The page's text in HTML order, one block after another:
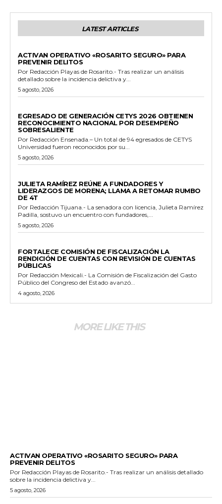
LATEST ARTICLES
ACTIVAN OPERATIVO «ROSARITO SEGURO» PARA
PREVENIR DELITOS
Por Redacción Playas de Rosarito.- Tras realizar un análisis
detallado sobre la incidencia delictiva y...
5 agosto, 2026
EGRESADO DE GENERACIÓN CETYS 2026 OBTIENEN
RECONOCIMIENTO NACIONAL POR DESEMPEÑO
SOBRESALIENTE
Por Redacción Ensenada.– Un total de 94 egresados de CETYS
Universidad fueron reconocidos por su...
5 agosto, 2026
JULIETA RAMÍREZ REÚNE A FUNDADORES Y
LIDERAZGOS DE MORENA; LLAMA A RETOMAR RUMBO
DE 4T
Por Redacción Tijuana.- La senadora con licencia, Julieta Ramírez
Padilla, sostuvo un encuentro con fundadores,...
5 agosto, 2026
FORTALECE COMISIÓN DE FISCALIZACIÓN LA
RENDICIÓN DE CUENTAS CON REVISIÓN DE CUENTAS
PÚBLICAS
Por Redacción Mexicali.- La Comisión de Fiscalización del Gasto
Público del Congreso del Estado avanzó...
4 agosto, 2026
MORE LIKE THIS
ACTIVAN OPERATIVO «ROSARITO SEGURO» PARA
PREVENIR DELITOS
Por Redacción Playas de Rosarito.- Tras realizar un análisis detallado
sobre la incidencia delictiva y...
5 agosto, 2026